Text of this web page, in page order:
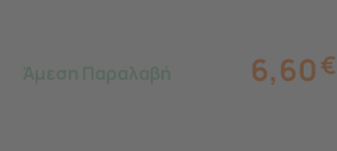
Άμεση Παραλαβή 6,60€